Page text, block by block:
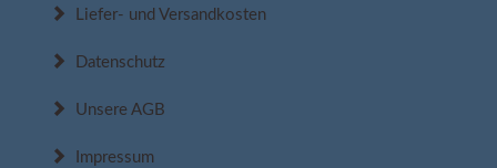
Liefer- und Versandkosten
Datenschutz
Unsere AGB
Impressum